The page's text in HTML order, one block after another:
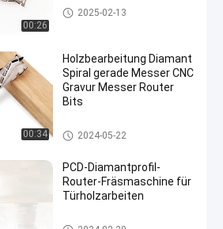
00:26
PCD-Router-Bits
2025-02-13
00:34
Holzbearbeitung Diamant
Spiral gerade Messer CNC
Gravur Messer Router
Bits
PCD-Router-Bits
2024-05-22
PCD-Diamantprofil-
Router-Fräsmaschine für
Türholzarbeiten
PCD-Router-Bits